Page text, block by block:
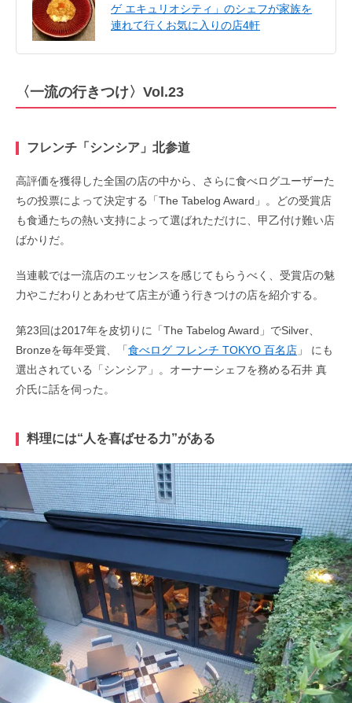
ゲ エキュリオシティ」のシェフが家族を
連れて行くお気に入りの店4軒
〈一流の行きつけ〉Vol.23
フレンチ「シンシア」北参道
高評価を獲得した全国の店の中から、さらに食べログユーザーた
ちの投票によって決定する「The Tabelog Award」。どの受賞店
も食通たちの熱い支持によって選ばれただけに、甲乙付け難い店
ばかりだ。
当連載では一流店のエッセンスを感じてもらうべく、受賞店の魅
力やこだわりとあわせて店主が通う行きつけの店を紹介する。
第23回は2017年を皮切りに「The Tabelog Award」でSilver、
Bronzeを毎年受賞、「食べログ フレンチ TOKYO 百名店 」 にも
選出されている「シンシア」。オーナーシェフを務める石井 真
介氏に話を伺った。
料理には“人を喜ばせる力”がある